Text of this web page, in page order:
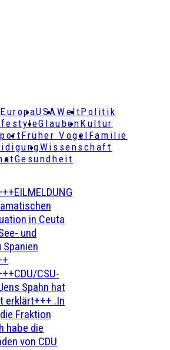
EuropaUSAWeltPolitik
GlaubenKultur
Früher Vogel Familie
Wissenschaft
Gesundheit
in Ceuta
und
CSU-
Spahn hat
erklärt+++ .In
Fraktion
habe die
von CDU